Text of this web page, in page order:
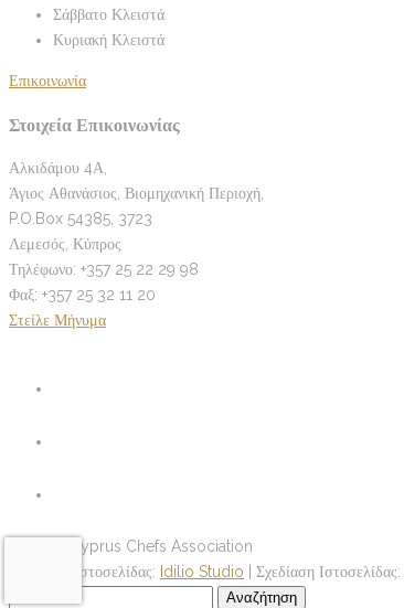
Σάββατο Κλειστά
Κυριακή Κλειστά
Επικοινωνία
Στοιχεία Επικοινωνίας
Αλκιδάμου 4Α,
Άγιος Αθανάσιος, Βιομηχανική Περιοχή,
P.O.Box 54385, 3723
Λεμεσός, Κύπρος
Τηλέφωνο: +357 25 22 29 98
Φαξ: +357 25 32 11 20
Στείλε Μήνυμα
© 2026 Cyprus Chefs Association
Ανάπτυξη Ιστοσελίδας: Idilio Studio | Σχεδίαση Ιστοσελίδας: